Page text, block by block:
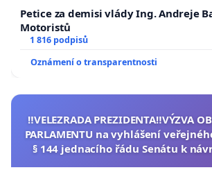
Petice za demisi vlády Ing. Andreje
Motoristů
1 816 podpisů
Oznámení o transparentnosti
‼️VELEZRADA PREZIDENTA‼️VÝZVA
PARLAMENTU na vyhlášení
§ 144 jednacího řádu Senátu k